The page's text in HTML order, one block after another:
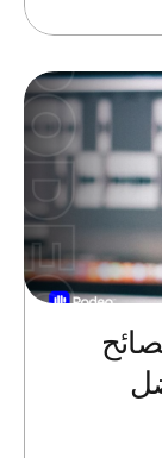
البودكاست… 7 نصائح